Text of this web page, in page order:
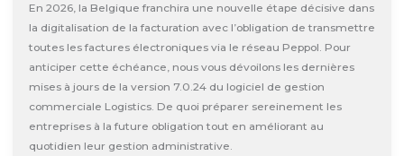
En 2026, la Belgique franchira une nouvelle étape décisive dans
la digitalisation de la facturation avec l’obligation de transmettre
toutes les factures électroniques via le réseau Peppol. Pour
anticiper cette échéance, nous vous dévoilons les dernières
mises à jours de la version 7.0.24 du logiciel de gestion
commerciale Logistics. De quoi préparer sereinement les
entreprises à la future obligation tout en améliorant au
quotidien leur gestion administrative.